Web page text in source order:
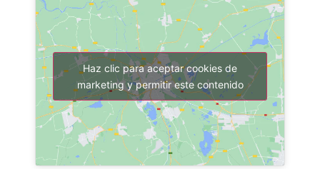
Haz clic para aceptar cookies de
marketing y permitir este contenido